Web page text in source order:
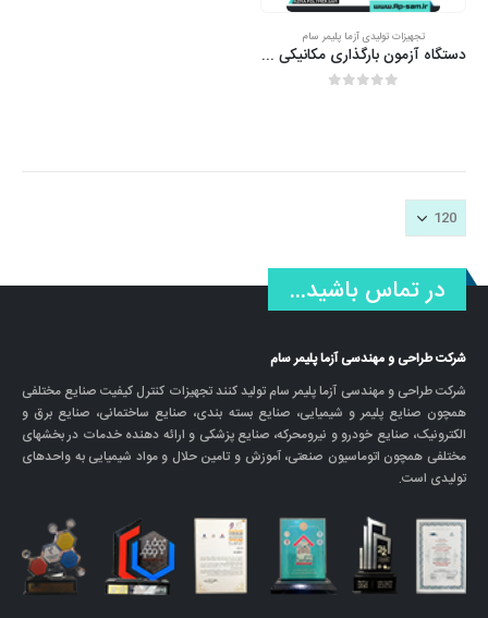
تجهیزات تولیدی آزما پلیمر سام
دستگاه آزمون بارگذاری مکانیکی تست ویلچر، تست عصا و تست واکر
در تماس باشید...
شرکت طراحی و مهندسی آزما پلیمر سام
شرکت طراحی و مهندسی آزما پلیمر سام تولید کنند تجهیزات کنترل کیفیت صنایع مختلفی
همچون صنایع پلیمر و شیمیایی، صنایع بسته بندی، صنایع ساختمانی، صنایع برق و
الکترونیک، صنایع خودرو و نیرومحرکه، صنایع پزشکی و ارائه دهنده خدمات در بخشهای
مختلفی همچون اتوماسیون صنعتی، آموزش و تامین حلال و مواد شیمیایی به واحدهای
تولیدی است.